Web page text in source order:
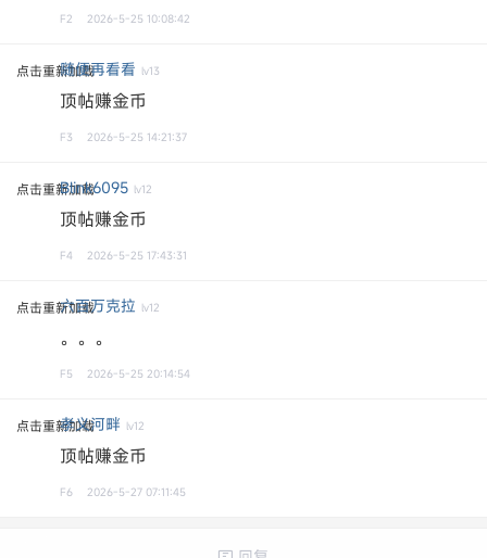
F2 2026-5-25 10:08:42
点击重新加载随便再看看 lv13
顶帖赚金币
F3 2026-5-25 14:21:37
点击重新加载Blink6095 lv12
顶帖赚金币
F4 2026-5-25 17:43:31
点击重新加载六百万克拉 lv12
。。。
F5 2026-5-25 20:14:54
点击重新加载
孝义河畔 lv12
顶帖赚金币
F6 2026-5-27 07:11:45